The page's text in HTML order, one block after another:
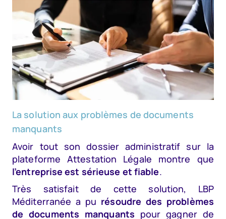
La solution aux problèmes de documents
manquants
Avoir tout son dossier administratif sur la
plateforme Attestation Légale montre que
l’entreprise est sérieuse et fiable.
Très satisfait de cette solution, LBP
Méditerranée a pu résoudre des problèmes
de documents manquants pour gagner de